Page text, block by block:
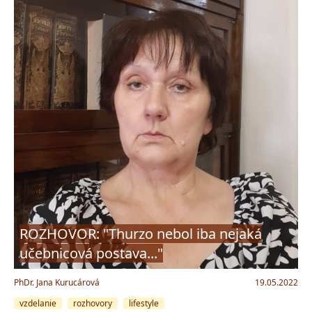
ROZHOVOR: "Thurzo nebol iba nejaká
učebnicová postava..."
PhDr. Jana Kurucárová
19.05.2022
vzdelanie
rozhovory lifestyle